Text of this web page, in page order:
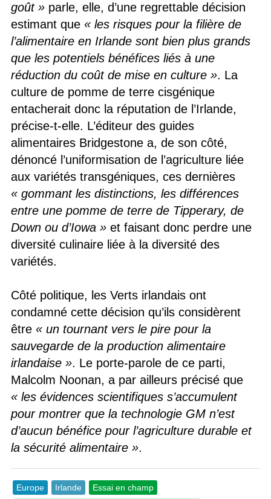
goût »parle, elle, d’une regrettable décision
estimant que « les risques pour la filière de
l’alimentaire en Irlande sont bien plus grands
que les potentiels bénéfices liés à une
réduction du coût de mise en culture ». La
culture de pomme de terre cisgénique
entacherait donc la réputation de l’Irlande,
précise-t-elle. L’éditeur des guides
alimentaires Bridgestone a, de son côté,
dénoncé l’uniformisation de l’agriculture liée
aux variétés transgéniques, ces dernières
« gommant les distinctions, les différences
entre une pomme de terre de Tipperary, de
Down ou d’Iowa »et faisant donc perdre une
diversité culinaire liée à la diversité des
variétés.
Côté politique, les Verts irlandais ont
condamné cette décision qu’ils considèrent
être « un tournant vers le pire pour la
sauvegarde de la production alimentaire
irlandaise ». Le porte-parole de ce parti,
Malcolm Noonan, a par ailleurs précisé que
« les évidences scientifiques s’accumulent
pour montrer que la technologie GM n’est
d’aucun bénéfice pour l’agriculture durable et
la sécurité alimentaire ».
Europe Irlande
Essai en champ